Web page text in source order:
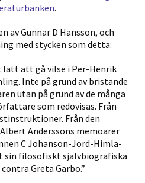
.
av Gunnar D Hansson, och
med stycken som detta:
lätt att gå vilse i Per-Henrik
Inte på grund av bristande
utan på grund av de många
som redovisas. Från
Från den
Anderssons memoarer
C Johanson-Jord-Himla-
sin filosofiskt självbiografiska
Greta Garbo.”